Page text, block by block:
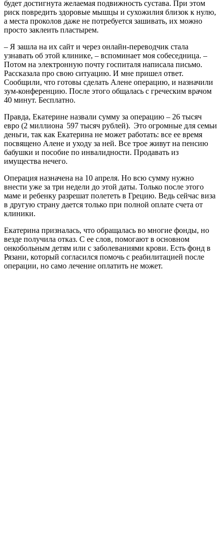
будет достигнута желаемая подвижность сустава. При этом
риск повредить здоровые мышцы и сухожилия близок к нулю,
а места проколов даже не потребуется зашивать, их можно
просто заклеить пластырем.
– Я зашла на их сайт и через онлайн-переводчик стала
узнавать об этой клинике, – вспоминает моя собеседница. –
Потом на электронную почту госпиталя написала письмо.
Рассказала про свою ситуацию. И мне пришел ответ.
Сообщили, что готовы сделать Алене операцию, и назначили
зум-конференцию. После этого общалась с греческим врачом
40 минут. Бесплатно.
Правда, Екатерине назвали сумму за операцию – 26 тысяч
евро (2 миллиона 597 тысяч рублей). Это огромные для семьи
деньги, так как Екатерина не может работать: все ее время
посвящено Алене и уходу за ней. Все трое живут на пенсию
бабушки и пособие по инвалидности. Продавать из
имущества нечего.
Операция назначена на 10 апреля. Но всю сумму нужно
внести уже за три недели до этой даты. Только после этого
маме и ребенку разрешат полететь в Грецию. Ведь сейчас виза
в другую страну дается только при полной оплате счета от
клиники.
Екатерина призналась, что обращалась во многие фонды, но
везде получила отказ. С ее слов, помогают в основном
онкобольным детям или с заболеваниями крови. Есть фонд в
Рязани, который согласился помочь с реабилитацией после
операции, но само лечение оплатить не может.